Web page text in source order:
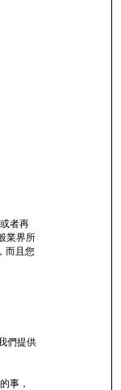
者再
業界所
而且您
們提供
事，